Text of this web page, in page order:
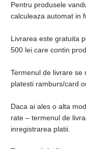
Pentru produsele
calculeaza automat in
Livrarea este gratuita
500 lei care contin
Termenul de livrare se
platesti ramburs/card
Daca ai ales o alta
rate – termenul de
inregistrarea platii.